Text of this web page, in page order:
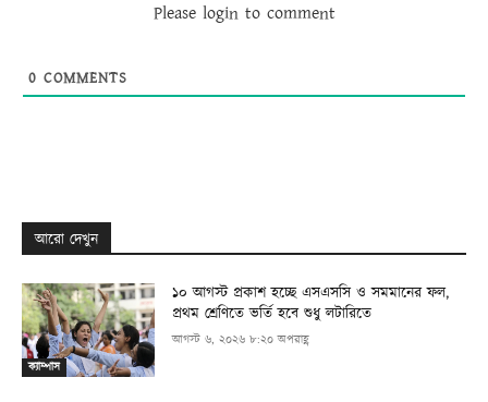
Please login to comment
0 COMMENTS
আরো দেখুন
ক্যাম্পাস
১০ আগস্ট প্রকাশ হচ্ছে এসএসসি ও সমমানের ফল,
প্রথম শ্রেণিতে ভর্তি হবে শুধু লটারিতে
আগস্ট ৬, ২০২৬ ৮:২০ অপরাহ্ণ